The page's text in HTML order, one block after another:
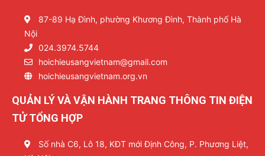
87-89 Hạ Đình, phường Khương Đình, Thành phố Hà
Nội
024.3974.5744
hoichieusangvietnam@gmail.com
hoichieusangvietnam.org.vn
QUẢN LÝ VÀ VẬN HÀNH TRANG THÔNG TIN ĐIỆN
TỬ TỔNG HỢP
Số nhà C6, Lô 18, KĐT mới Định Công, P. Phương Liệt,